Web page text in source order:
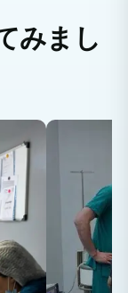
みまし